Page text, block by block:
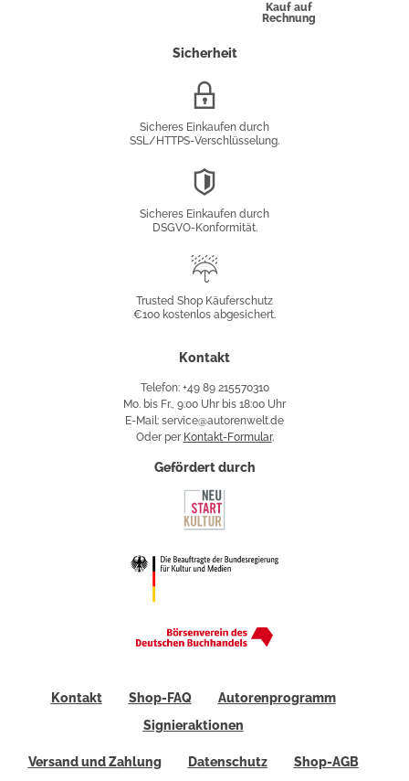
Kauf auf
Rechnung
Sicherheit
Sicheres Einkaufen durch
SSL/HTTPS-Verschlüsselung.
Sicheres Einkaufen durch
DSGVO-Konformität.
Käuferschutz
Trusted Shop Käuferschutz
€100 kostenlos abgesichert.
Kontakt
Telefon: +49 89 215570310
Mo. bis Fr., 9:00 Uhr bis 18:00 Uhr
E-Mail: service@autorenwelt.de
Oder per Kontakt-Formular.
Gefördert durch
Kontakt Shop-FAQ
Autorenprogramm
Signieraktionen
Versand und Zahlung Datenschutz Shop-AGB